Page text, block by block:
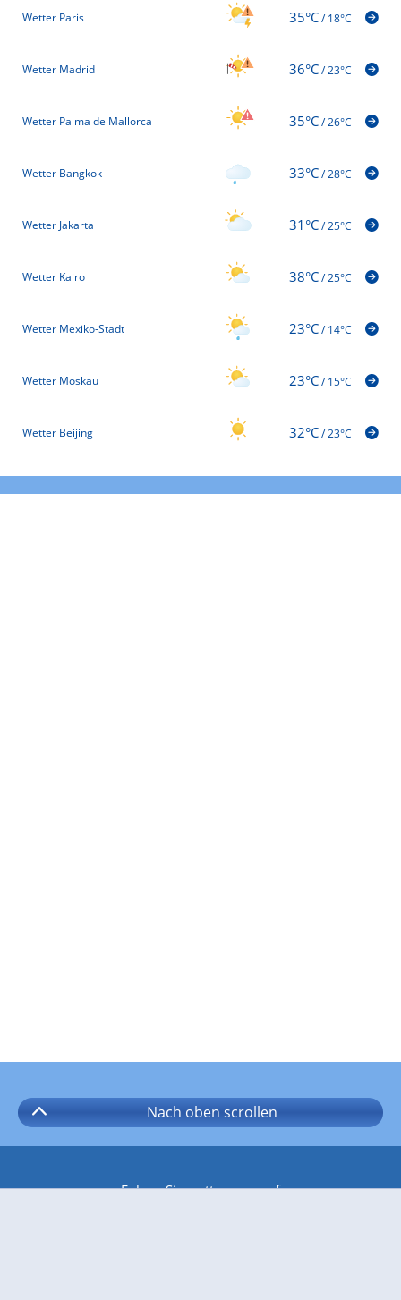
Wetter Paris 35°C/18°C
Wetter Madrid 36°C/23°C
Wetter Palma de Mallorca 35°C/26°C
Wetter Bangkok 33°C/28°C
Wetter Jakarta 31°C/25°C
Wetter Kairo 38°C/25°C
Wetter Mexiko-Stadt 23°C/14°C
Wetter Moskau 23°C/15°C
Wetter Beijing 32°C/23°C
Nach oben scrollen
Folgen Sie wetter.com auf